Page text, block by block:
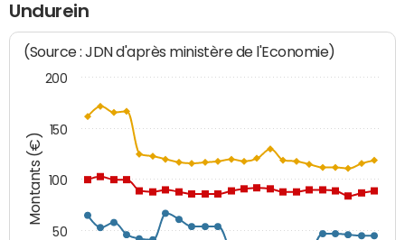
Undurein
Montants (€)
(Source : JDN d'après ministère de l'Economie)
50
100
150
200